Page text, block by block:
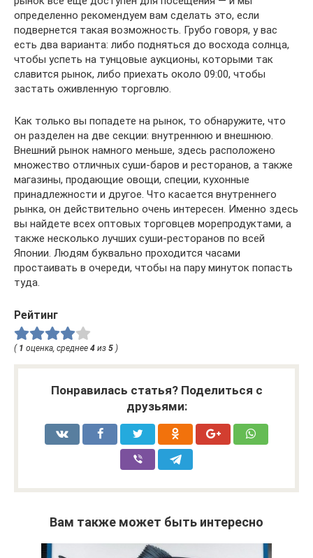
определенно рекомендуем вам сделать это, если
подвернется такая возможность. Грубо говоря, у вас
есть два варианта: либо подняться до восхода солнца,
чтобы успеть на тунцовые аукционы, которыми так
славится рынок, либо приехать около 09:00, чтобы
застать оживленную торговлю.
Как только вы попадете на рынок, то обнаружите, что
он разделен на две секции: внутреннюю и внешнюю.
Внешний рынок намного меньше, здесь расположено
множество отличных суши-баров и ресторанов, а также
магазины, продающие овощи, специи, кухонные
принадлежности и другое. Что касается внутреннего
рынка, он действительно очень интересен. Именно здесь
вы найдете всех оптовых торговцев морепродуктами, а
также несколько лучших суши-ресторанов по всей
Японии. Людям буквально проходится часами
простаивать в очереди, чтобы на пару минуток попасть
туда.
Рейтинг
( 1 оценка, среднее 4 из 5 )
Понравилась статья? Поделиться с
друзьями:
Вам также может быть интересно